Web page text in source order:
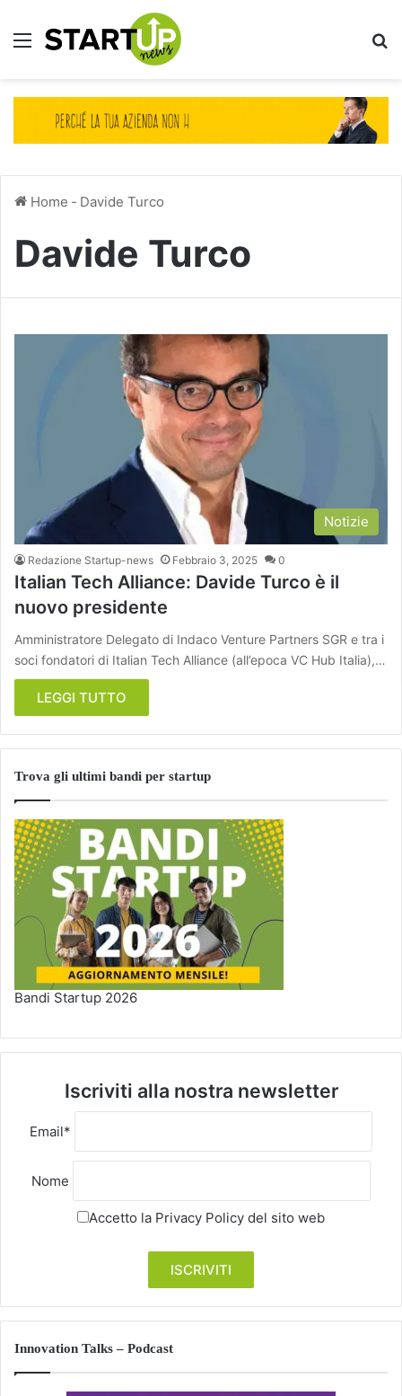
Menu
Home - Davide Turco
Davide Turco
Notizie
Redazione Startup-news Febbraio 3, 2025 0
Italian Tech Alliance: Davide Turco è il
nuovo presidente
Amministratore Delegato di Indaco Venture Partners SGR e tra i
soci fondatori di Italian Tech Alliance (all’epoca VC Hub Italia),…
LEGGI TUTTO
Trova gli ultimi bandi per startup
Bandi Startup 2026
Iscriviti alla nostra newsletter
Email*
Nome
Accetto la Privacy Policy del sito web
Innovation Talks – Podcast